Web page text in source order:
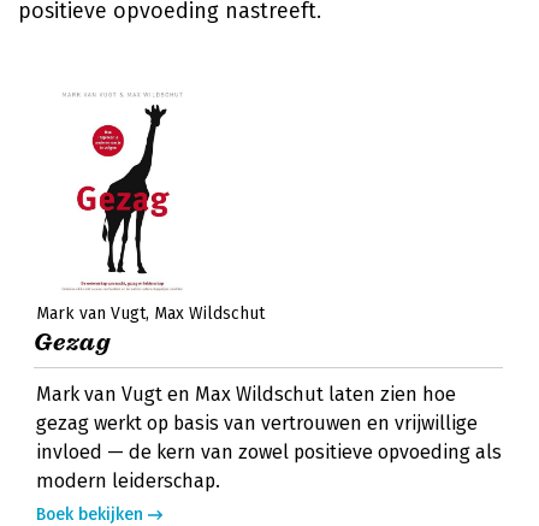
positieve opvoeding nastreeft.
Mark van Vugt Max Wildschut
Gezag
Mark van Vugt en Max Wildschut laten zien hoe
gezag werkt op basis van vertrouwen en vrijwillige
invloed — de kern van zowel positieve opvoeding als
modern leiderschap.
Boek bekijken